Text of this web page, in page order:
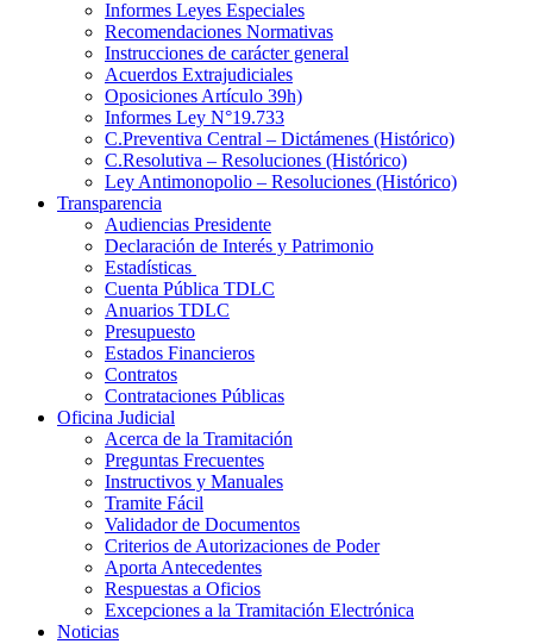
Informes Leyes Especiales
Recomendaciones Normativas
Instrucciones de carácter general
Acuerdos Extrajudiciales
Oposiciones Artículo 39h)
Informes Ley N°19.733
C.Preventiva Central – Dictámenes (Histórico)
C.Resolutiva – Resoluciones (Histórico)
Ley Antimonopolio – Resoluciones (Histórico)
Transparencia
Audiencias Presidente
Declaración de Interés y Patrimonio
Estadísticas
Cuenta Pública TDLC
Anuarios TDLC
Presupuesto
Estados Financieros
Contratos
Contrataciones Públicas
Oficina Judicial
Acerca de la Tramitación
Preguntas Frecuentes
Instructivos y Manuales
Tramite Fácil
Validador de Documentos
Criterios de Autorizaciones de Poder
Aporta Antecedentes
Respuestas a Oficios
Excepciones a la Tramitación Electrónica
Noticias